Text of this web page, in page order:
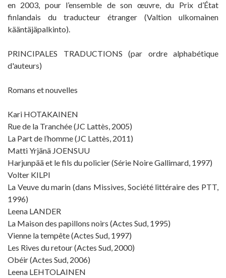
en 2003, pour l’ensemble de son œuvre, du Prix d’État
finlandais du traducteur étranger (Valtion ulkomainen
kääntäjäpalkinto).
PRINCIPALES TRADUCTIONS (par ordre alphabétique
d'auteurs)
Romans et nouvelles
Kari HOTAKAINEN
Rue de la Tranchée (JC Lattès, 2005)
La Part de l’homme (JC Lattès, 2011)
Matti Yrjänä JOENSUU
Harjunpää et le fils du policier (Série Noire Gallimard, 1997)
Volter KILPI
La Veuve du marin (dans Missives, Société littéraire des PTT,
1996)
Leena LANDER
La Maison des papillons noirs (Actes Sud, 1995)
Vienne la tempête (Actes Sud, 1997)
Les Rives du retour (Actes Sud, 2000)
Obéir (Actes Sud, 2006)
Leena LEHTOLAINEN